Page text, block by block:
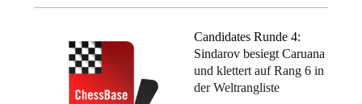
Candidates Runde 4:
Sindarov besiegt Caruana
und klettert auf Rang 6 in
der Weltrangliste